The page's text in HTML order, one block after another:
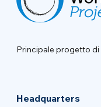
Principale progetto di
Headquarters